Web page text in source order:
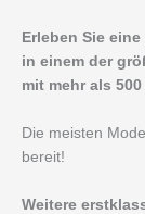
Erleben Sie
in einem der
mit mehr als
Die meisten
bereit!
Weitere